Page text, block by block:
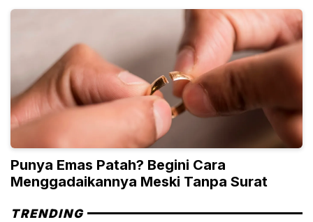
Punya Emas Patah? Begini Cara
Menggadaikannya Meski Tanpa Surat
TRENDING